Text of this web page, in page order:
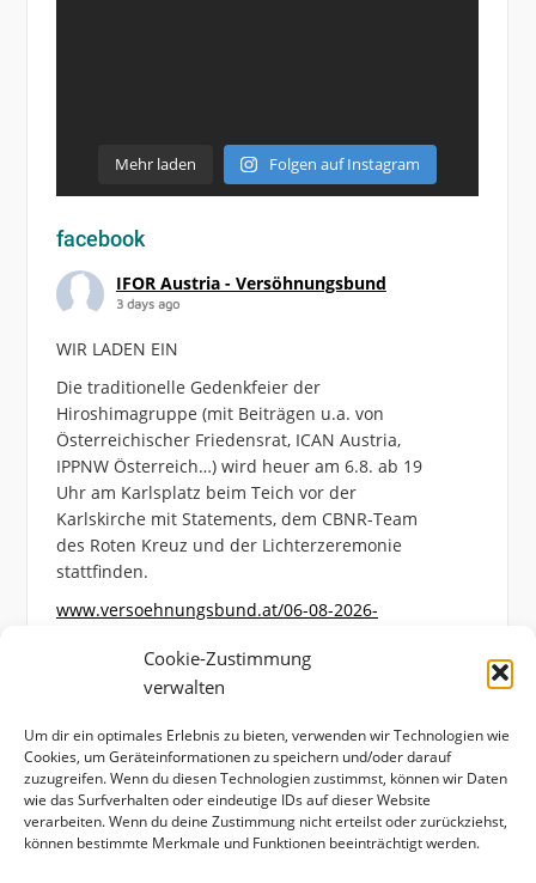
Cookie-Zustimmung
verwalten
Um dir ein optimales Erlebnis zu bieten, verwenden wir Technologien wie
Cookies, um Geräteinformationen zu speichern und/oder darauf
zuzugreifen. Wenn du diesen Technologien zustimmst, können wir Daten
wie das Surfverhalten oder eindeutige IDs auf dieser Website
verarbeiten. Wenn du deine Zustimmung nicht erteilst oder zurückziehst,
können bestimmte Merkmale und Funktionen beeinträchtigt werden.
Mehr laden Folgen auf Instagram
facebook
IFOR Austria - Versöhnungsbund
3 days ago
WIR LADEN EIN
Die traditionelle Gedenkfeier der
Hiroshimagruppe (mit Beiträgen u.a. von
Österreichischer Friedensrat, ICAN Austria,
IPPNW Österreich…) wird heuer am 6.8. ab 19
Uhr am Karlsplatz beim Teich vor der
Karlskirche mit Statements, dem CBNR-Team
des Roten Kreuz und der Lichterzeremonie
stattfinden.
www.versoehnungsbund.at/06-08-2026-
Photo